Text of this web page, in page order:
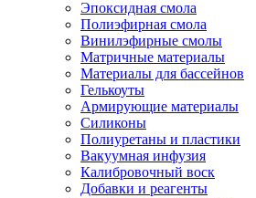
Эпоксидная смола
Полиэфирная смола
Винилэфирные смолы
Матричные материалы
Материалы для бассейнов
Гелькоуты
Армирующие материалы
Силиконы
Полиуретаны и пластики
Вакуумная инфузия
Калибровочный воск
Добавки и реагенты